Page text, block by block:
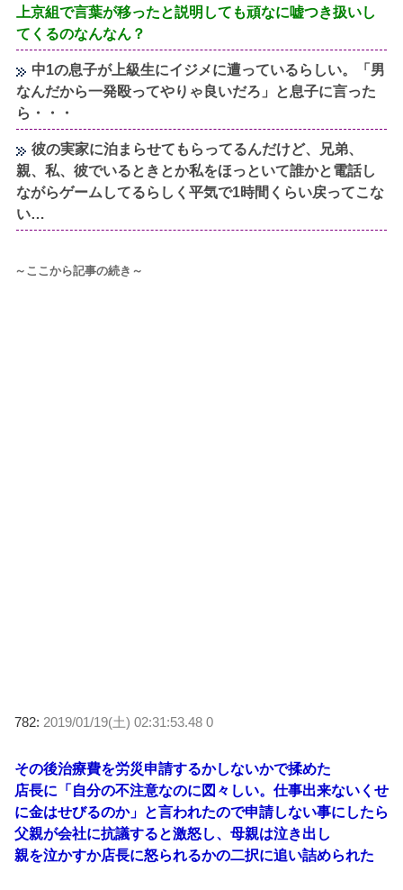
上京組で言葉が移ったと説明しても頑なに嘘つき扱いし
てくるのなんなん？
中1の息子が上級生にイジメに遭っているらしい。「男
なんだから一発殴ってやりゃ良いだろ」と息子に言った
ら・・・
彼の実家に泊まらせてもらってるんだけど、兄弟、
親、私、彼でいるときとか私をほっといて誰かと電話し
ながらゲームしてるらしく平気で1時間くらい戻ってこな
い…
～ここから記事の続き～
782: 2019/01/19(土) 02:31:53.48 0
その後治療費を労災申請するかしないかで揉めた
店長に「自分の不注意なのに図々しい。仕事出来ないくせ
に金はせびるのか」と言われたので申請しない事にしたら
父親が会社に抗議すると激怒し、母親は泣き出し
親を泣かすか店長に怒られるかの二択に追い詰められた